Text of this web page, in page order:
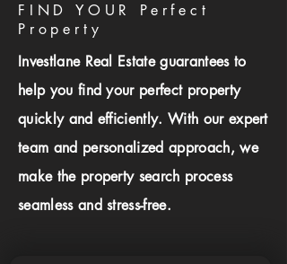
FIND YOUR Perfect
Property
Investlane Real Estate guarantees to
help you find your perfect property
quickly and efficiently. With our expert
team and personalized approach, we
make the property search process
seamless and stress-free.